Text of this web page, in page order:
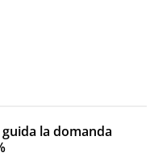
la domanda